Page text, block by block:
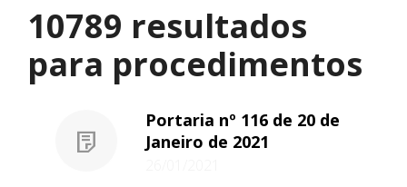
10789 resultados
para procedimentos
Portaria nº 116 de 20 de
Janeiro de 2021